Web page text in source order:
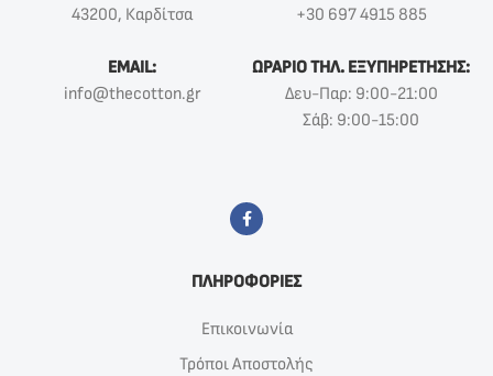
43200, Καρδίτσα
+30 697 4915 885
EMAIL:
info@thecotton.gr
ΩΡΑΡΙΟ ΤΗΛ. ΕΞΥΠΗΡΕΤΗΣΗΣ:
Δευ-Παρ: 9:00-21:00
Σάβ: 9:00-15:00
ΠΛΗΡΟΦΟΡΙΕΣ
Επικοινωνία
Τρόποι Αποστολής